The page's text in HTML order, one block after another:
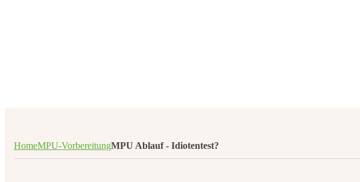
HomeMPU-VorbereitungMPU Ablauf - Idiotentest?